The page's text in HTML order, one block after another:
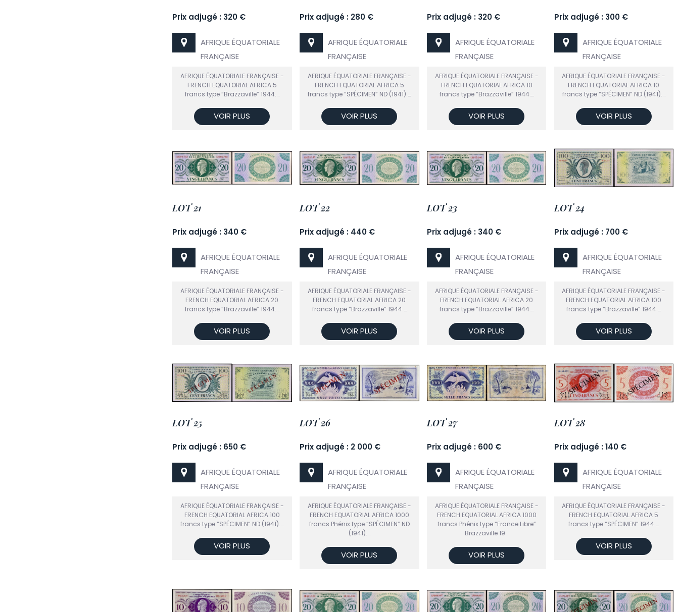
Prix adjugé : 320 €
AFRIQUE ÉQUATORIALE
FRANÇAISE
AFRIQUE ÉQUATORIALE FRANÇAISE -
FRENCH EQUATORIAL AFRICA 5
francs type “Brazzaville” 1944.…
VOIR PLUS
Prix adjugé : 280 €
AFRIQUE ÉQUATORIALE
FRANÇAISE
AFRIQUE ÉQUATORIALE FRANÇAISE -
FRENCH EQUATORIAL AFRICA 5
francs type “SPÉCIMEN” ND (1941).…
VOIR PLUS
Prix adjugé : 320 €
AFRIQUE ÉQUATORIALE
FRANÇAISE
AFRIQUE ÉQUATORIALE FRANÇAISE -
FRENCH EQUATORIAL AFRICA 10
francs type “Brazzaville” 1944.…
VOIR PLUS
Prix adjugé : 300 €
AFRIQUE ÉQUATORIALE
FRANÇAISE
AFRIQUE ÉQUATORIALE FRANÇAISE -
FRENCH EQUATORIAL AFRICA 10
francs type “SPÉCIMEN” ND (1941).…
VOIR PLUS
LOT 21
Prix adjugé : 340 €
AFRIQUE ÉQUATORIALE
FRANÇAISE
AFRIQUE ÉQUATORIALE FRANÇAISE -
FRENCH EQUATORIAL AFRICA 20
francs type “Brazzaville” 1944.…
VOIR PLUS
LOT 22
Prix adjugé : 440 €
AFRIQUE ÉQUATORIALE
FRANÇAISE
AFRIQUE ÉQUATORIALE FRANÇAISE -
FRENCH EQUATORIAL AFRICA 20
francs type “Brazzaville” 1944.…
VOIR PLUS
LOT 23
Prix adjugé : 340 €
AFRIQUE ÉQUATORIALE
FRANÇAISE
AFRIQUE ÉQUATORIALE FRANÇAISE -
FRENCH EQUATORIAL AFRICA 20
francs type “Brazzaville” 1944.…
VOIR PLUS
LOT 24
Prix adjugé : 700 €
AFRIQUE ÉQUATORIALE
FRANÇAISE
AFRIQUE ÉQUATORIALE FRANÇAISE -
FRENCH EQUATORIAL AFRICA 100
francs type “Brazzaville” 1944.…
VOIR PLUS
LOT 25
Prix adjugé : 650 €
AFRIQUE ÉQUATORIALE
FRANÇAISE
AFRIQUE ÉQUATORIALE FRANÇAISE -
FRENCH EQUATORIAL AFRICA 100
francs type “SPÉCIMEN” ND (1941).…
VOIR PLUS
LOT 26
Prix adjugé : 2 000 €
AFRIQUE ÉQUATORIALE
FRANÇAISE
AFRIQUE ÉQUATORIALE FRANÇAISE -
FRENCH EQUATORIAL AFRICA 1000
francs Phénix type “SPÉCIMEN” ND
(1941).…
VOIR PLUS
LOT 27
Prix adjugé : 600 €
AFRIQUE ÉQUATORIALE
FRANÇAISE
AFRIQUE ÉQUATORIALE FRANÇAISE -
FRENCH EQUATORIAL AFRICA 1000
francs Phénix type “France Libre”
Brazzaville 19…
VOIR PLUS
LOT 28
Prix adjugé : 140 €
AFRIQUE ÉQUATORIALE
FRANÇAISE
AFRIQUE ÉQUATORIALE FRANÇAISE -
FRENCH EQUATORIAL AFRICA 5
francs type “SPÉCIMEN” 1944.…
VOIR PLUS